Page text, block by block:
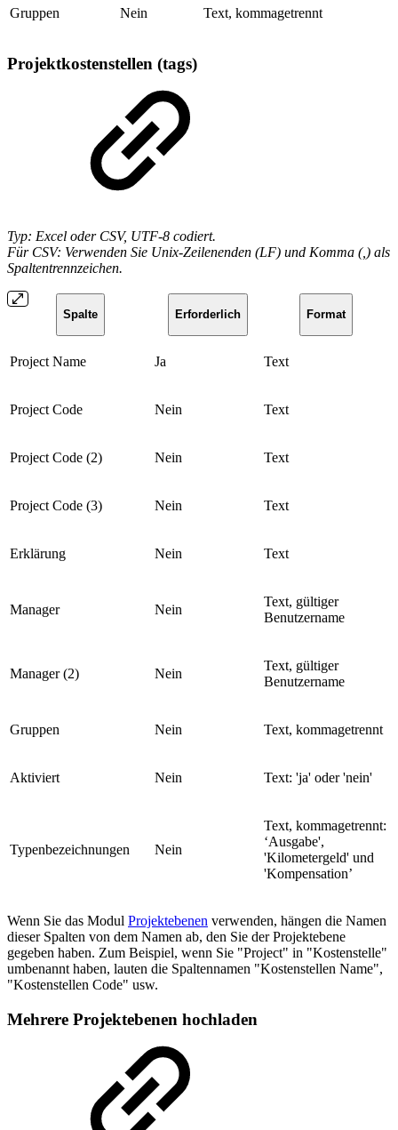
Gruppen Nein Text, kommagetrennt
Projektkostenstellen (tags)
Typ: Excel oder CSV, UTF-8 codiert.
Für CSV: Verwenden Sie Unix-Zeilenenden (LF) und Komma (,) als
Spaltentrennzeichen.
Spalte Erforderlich Format
Project Name Ja Text
Project Code Nein Text
Project Code (2) Nein Text
Project Code (3) Nein Text
Erklärung Nein Text
Manager Nein
Text, gültiger
Benutzername
Manager (2) Nein
Text, gültiger
Benutzername
Gruppen Nein Text, kommagetrennt
Aktiviert Nein Text: 'ja' oder 'nein'
Typenbezeichnungen Nein
Text, kommagetrennt:
‘Ausgabe',
'Kilometergeld' und
'Kompensation’
Wenn Sie das Modul Projektebenen verwenden, hängen die Namen
dieser Spalten von dem Namen ab, den Sie der Projektebene
gegeben haben. Zum Beispiel, wenn Sie "Project" in "Kostenstelle"
umbenannt haben, lauten die Spaltennamen "Kostenstellen Name",
"Kostenstellen Code" usw.
Mehrere Projektebenen hochladen